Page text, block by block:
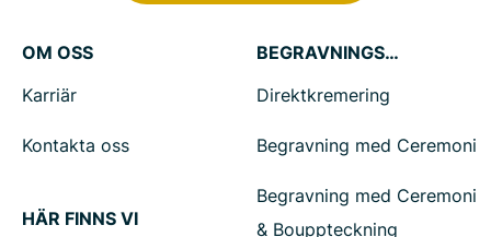
OM OSS
Karriär
Kontakta oss
HÄR FINNS VI
BEGRAVNINGSTJÄNSTER
Direktkremering
Begravning med Ceremoni
Begravning med Ceremoni
& Bouppteckning